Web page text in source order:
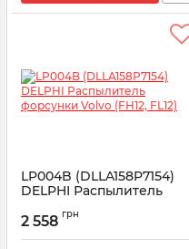
LP004B (DLLA158P7154)
DELPHI Распылитель
FL12)
Артикул: LP004B
2 558 грн